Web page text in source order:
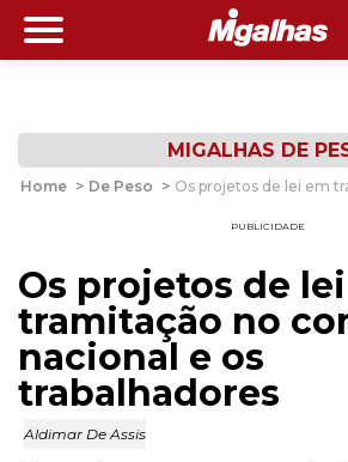
MIGALHAS DE
Home > De Peso > Os projetos de lei em
PUBLICIDADE
Os projetos de
tramitação no
nacional e os
trabalhadores
Aldimar De Assis